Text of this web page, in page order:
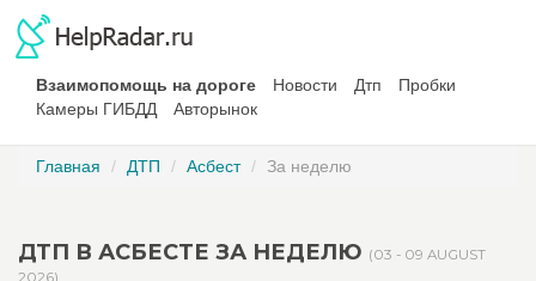
Взаимопомощь на дороге Новости Дтп
Пробки
Камеры ГИБДД
Авторынок
Главная ДТП Асбест За неделю
ДТП В АСБЕСТЕ ЗА НЕДЕЛЮ (03 - 09 AUGUST
2026)